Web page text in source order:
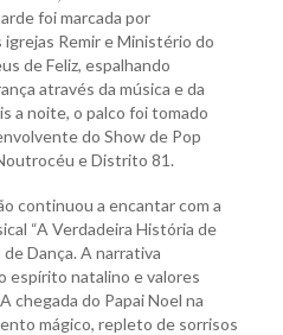
foi marcada por
Remir e Ministério do
de Feliz, espalhando
através da música e da
a noite, o palco foi tomado
do Show de Pop
e Distrito 81.
continuou a encantar com a
“A Verdadeira História de
de Dança. A narrativa
espírito natalino e valores
chegada do Papai Noel na
mágico, repleto de sorrisos